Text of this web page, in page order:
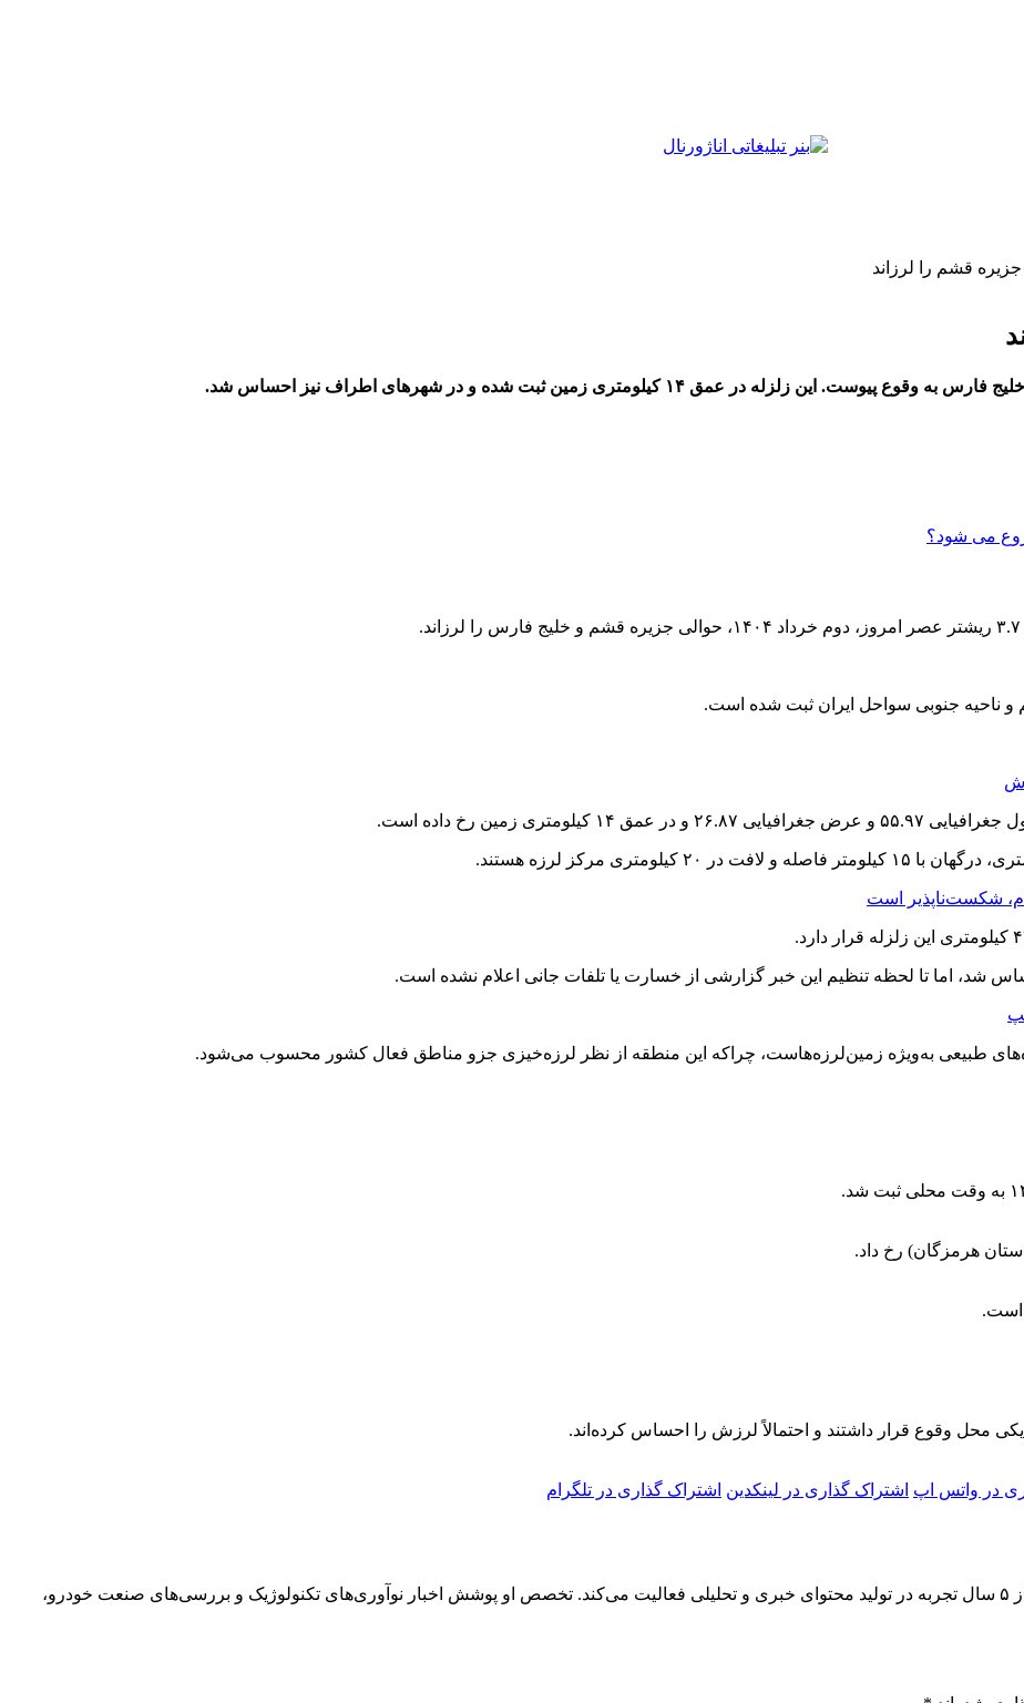
زمین رخ داده است.
شکست‌ناپذیر است
اما تا لحظه تنظیم این خبر گزارشی از خسارت یا تلفات جانی اعلام نشده است.
طبیعی به‌ویژه زمین‌لرزه‌هاست، چراکه این منطقه از نظر لرزه‌خیزی جزو مناطق فعال کشور محسوب می‌شود.
هرمزگان) رخ داد.
محل وقوع قرار داشتند و احتمالاً لرزش را احساس کرده‌اند.
در واتس اپ اشتراک گذاری در لینکدین اشتراک گذاری در تلگرام
آیدا رادوار، روزنامه‌نگار تخصصی حوزه فناوری و خودرو، با بیش از ۵ سال تجربه در تولید محتوای خبری و تحلیلی فعالیت می‌کند. تخصص او پوشش اخبار نوآوری‌های تکنولوژیک و بررسی‌های صنعت خودرو،